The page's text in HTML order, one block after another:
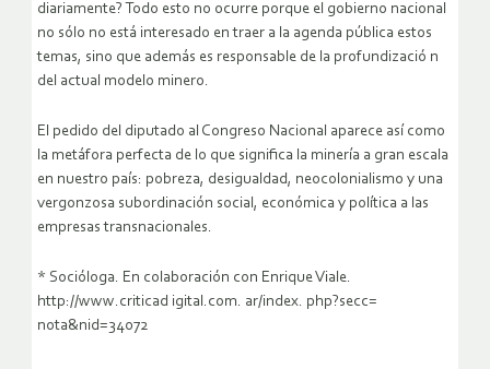
diariamente? Todo esto no ocurre porque el gobierno nacional
no sólo no está interesado en traer a la agenda pública estos
temas, sino que además es responsable de la profundizació n
del actual modelo minero.
El pedido del diputado al Congreso Nacional aparece así como
la metáfora perfecta de lo que significa la minería a gran escala
en nuestro país: pobreza, desigualdad, neocolonialismo y una
vergonzosa subordinación social, económica y política a las
empresas transnacionales.
* Socióloga. En colaboración con Enrique Viale.
http://www.criticad igital.com. ar/index. php?secc=
nota&nid=34072